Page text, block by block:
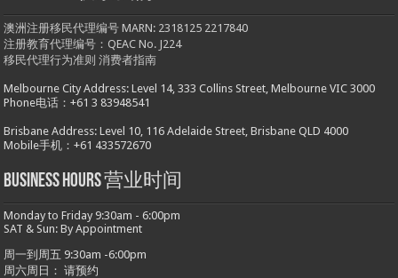
澳洲注册移民代理编号 MARN: 2318125 2217840
注册教育代理编号：QEAC No. J224
移民代理行为准则 消费者指南
Melbourne City Address: Level 14, 333 Collins Street, Melbourne VIC 3000
Phone电话：+61 3 83948541
Brisbane Address: Level 10, 116 Adelaide Street, Brisbane QLD 4000
Mobile手机：+61 433572670
Business hours 营业时间
Monday to Friday 9:30am - 6:00pm
SAT & Sun: By Appointment
周一到周五 9:30am -6:00pm
周六周日： 请预约